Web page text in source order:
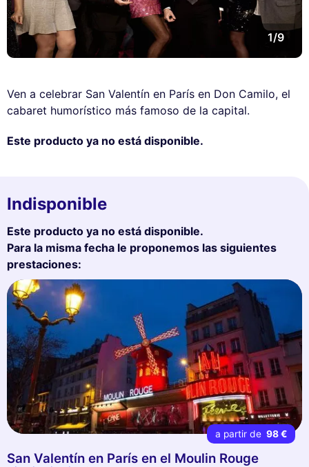
1/9
Ven a celebrar San Valentín en París en Don Camilo, el
cabaret humorístico más famoso de la capital.
Este producto ya no está disponible.
Indisponible
Este producto ya no está disponible.
Para la misma fecha le proponemos las siguientes
prestaciones:
a partir de 98 €
San Valentín en París en el Moulin Rouge